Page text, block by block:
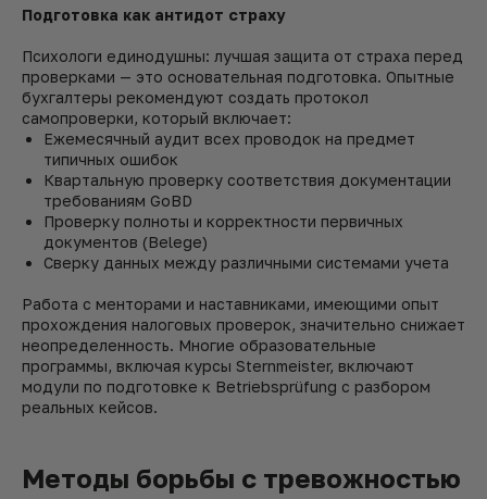
Подготовка как антидот страху
Психологи единодушны: лучшая защита от страха перед
проверками — это основательная подготовка. Опытные
бухгалтеры рекомендуют создать протокол
самопроверки, который включает:
Ежемесячный аудит всех проводок на предмет
типичных ошибок
Квартальную проверку соответствия документации
требованиям GoBD
Проверку полноты и корректности первичных
документов (Belege)
Сверку данных между различными системами учета
Работа с менторами и наставниками, имеющими опыт
прохождения налоговых проверок, значительно снижает
неопределенность. Многие образовательные
программы, включая курсы Sternmeister, включают
модули по подготовке к Betriebsprüfung с разбором
реальных кейсов.
Методы борьбы с тревожностью